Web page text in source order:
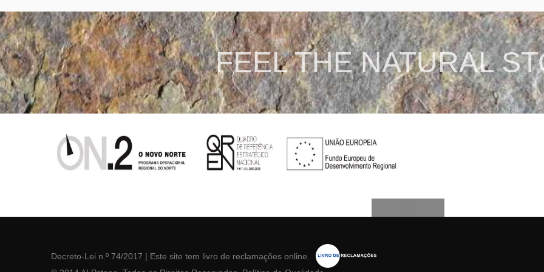
Vinho
FEEL THE NATURAL
Decreto-Lei n.º 74/2017 | Este site tem livro de reclamações online.